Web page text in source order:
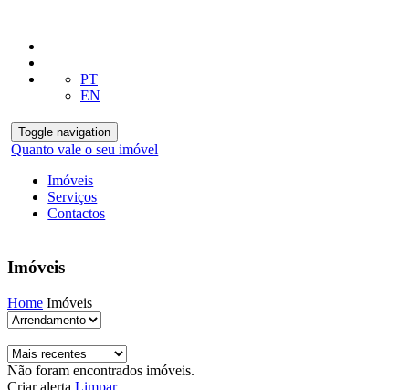
PT
EN
Toggle navigation
Quanto vale o seu imóvel
Imóveis
Serviços
Contactos
Imóveis
Home Imóveis
Não foram encontrados imóveis.
Criar alerta Limpar